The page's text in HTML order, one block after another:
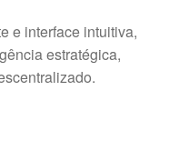
e interface intuitiva,
estratégica,